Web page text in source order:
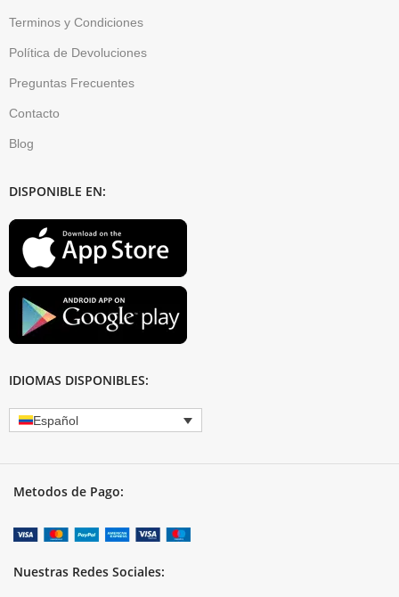
Terminos y Condiciones
Política de Devoluciones
Preguntas Frecuentes
Contacto
Blog
DISPONIBLE EN:
IDIOMAS DISPONIBLES:
Español
Metodos de Pago:
Nuestras Redes Sociales: